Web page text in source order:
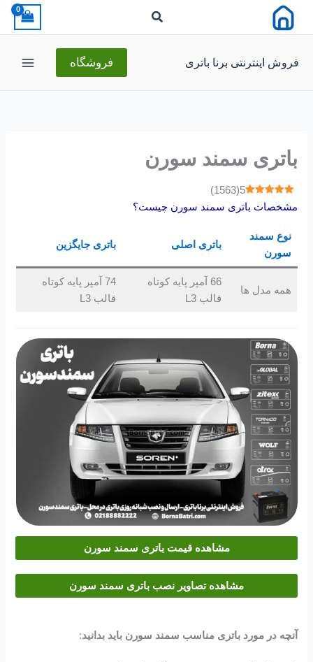
فروش اینترنتی برنا باتری فروشگاه
باتری سمند سورن
5
(
1563
)
مشخصات باتری سمند سورنچیست؟
نوع سمند
سورن
باتری اصلی باتری جایگزین
همه مدل ها
66 آمپر پایه کوتاه
قالب L3
74 آمپر پایه کوتاه
قالب L3
مشاهده قیمت باتری سمند سورن
مشاهده تصاویر نصب باتری سمند سورن
آنچه در مورد باتری مناسب سمند سورن باید بدانید: